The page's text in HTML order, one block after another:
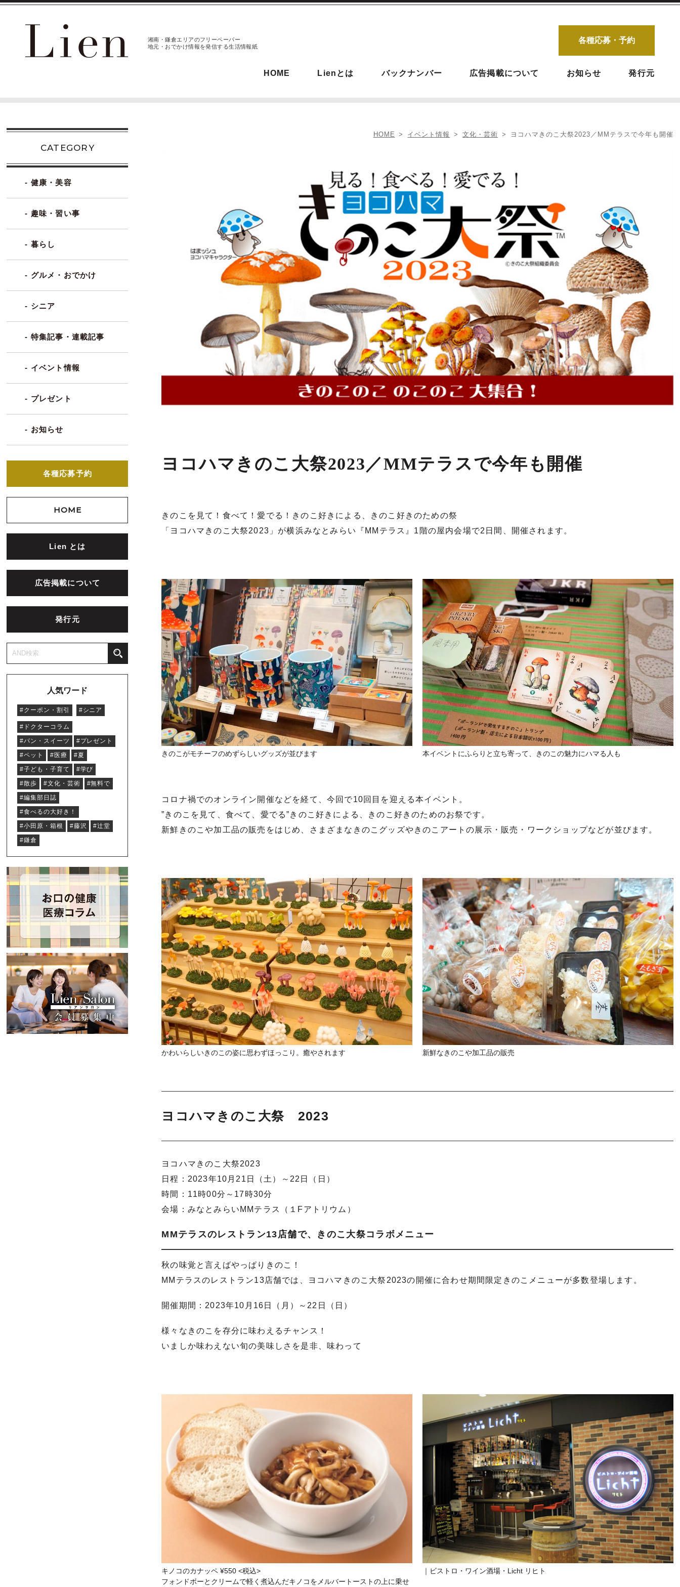
湘南・鎌倉エリアのフリーペーパー
地元・おでかけ情報を発信する生活情報紙
各種応募・予約
HOME Lienとは バックナンバー 広告掲載について お知らせ 発行元
CATEGORY
- 健康・美容
- 趣味・習い事
- 暮らし
- グルメ・おでかけ
- シニア
- 特集記事・連載記事
- イベント情報
- プレゼント
- お知らせ
各種応募予約
HOME
Lien とは
広告掲載について
発行元
人気ワード
#クーポン・割引 #シニア
#ドクターコラム
#パン・スイーツ
#プレゼント
#ペット
#医療
#夏
#子ども・子育て
#学び
#散歩
#文化・芸術
#無料で
#編集部日誌
#食べるの大好き！
#小田原・箱根
#藤沢
#辻堂
#鎌倉
HOME イベント情報 文化・芸術 ヨコハマきのこ大祭2023／MMテラスで今年も開催
ヨコハマきのこ大祭2023／MMテラスで今年も開催
きのこを見て！食べて！愛でる！きのこ好きによる、きのこ好きのための祭
「ヨコハマきのこ大祭2023」が横浜みなとみらい『MMテラス』1階の屋内会場で2日間、開催されます。
きのこがモチーフのめずらしいグッズが並びます 本イベントにふらりと立ち寄って、きのこの魅力にハマる人も
コロナ禍でのオンライン開催などを経て、今回で10回目を迎える本イベント。
”きのこを見て、食べて、愛でる”きのこ好きによる、きのこ好きのためのお祭です。
新鮮きのこや加工品の販売をはじめ、さまざまなきのこグッズやきのこアートの展示・販売・ワークショップなどが並びます。
かわいらしいきのこの姿に思わずほっこり。癒やされます 新鮮なきのこや加工品の販売
ヨコハマきのこ大祭 2023
ヨコハマきのこ大祭2023
日程：2023年10月21日（土）～22日（日）
時間：11時00分～17時30分
会場：みなとみらいMMテラス（１Fアトリウム）
MMテラスのレストラン13店舗で、きのこ大祭コラボメニュー
秋の味覚と言えばやっぱりきのこ！
MMテラスのレストラン13店舗では、ヨコハマきのこ大祭2023の開催に合わせ期間限定きのこメニューが多数登場します。
開催期間：2023年10月16日（月）～22日（日）
様々なきのこを存分に味わえるチャンス！
いましか味わえない旬の美味しさを是非、味わって
キノコのカナッペ ¥550 <税込>
フォンドボーとクリームで軽く煮込んだキノコをメルバートーストの上に乗せ
｜ビストロ・ワイン酒場・Licht リヒト